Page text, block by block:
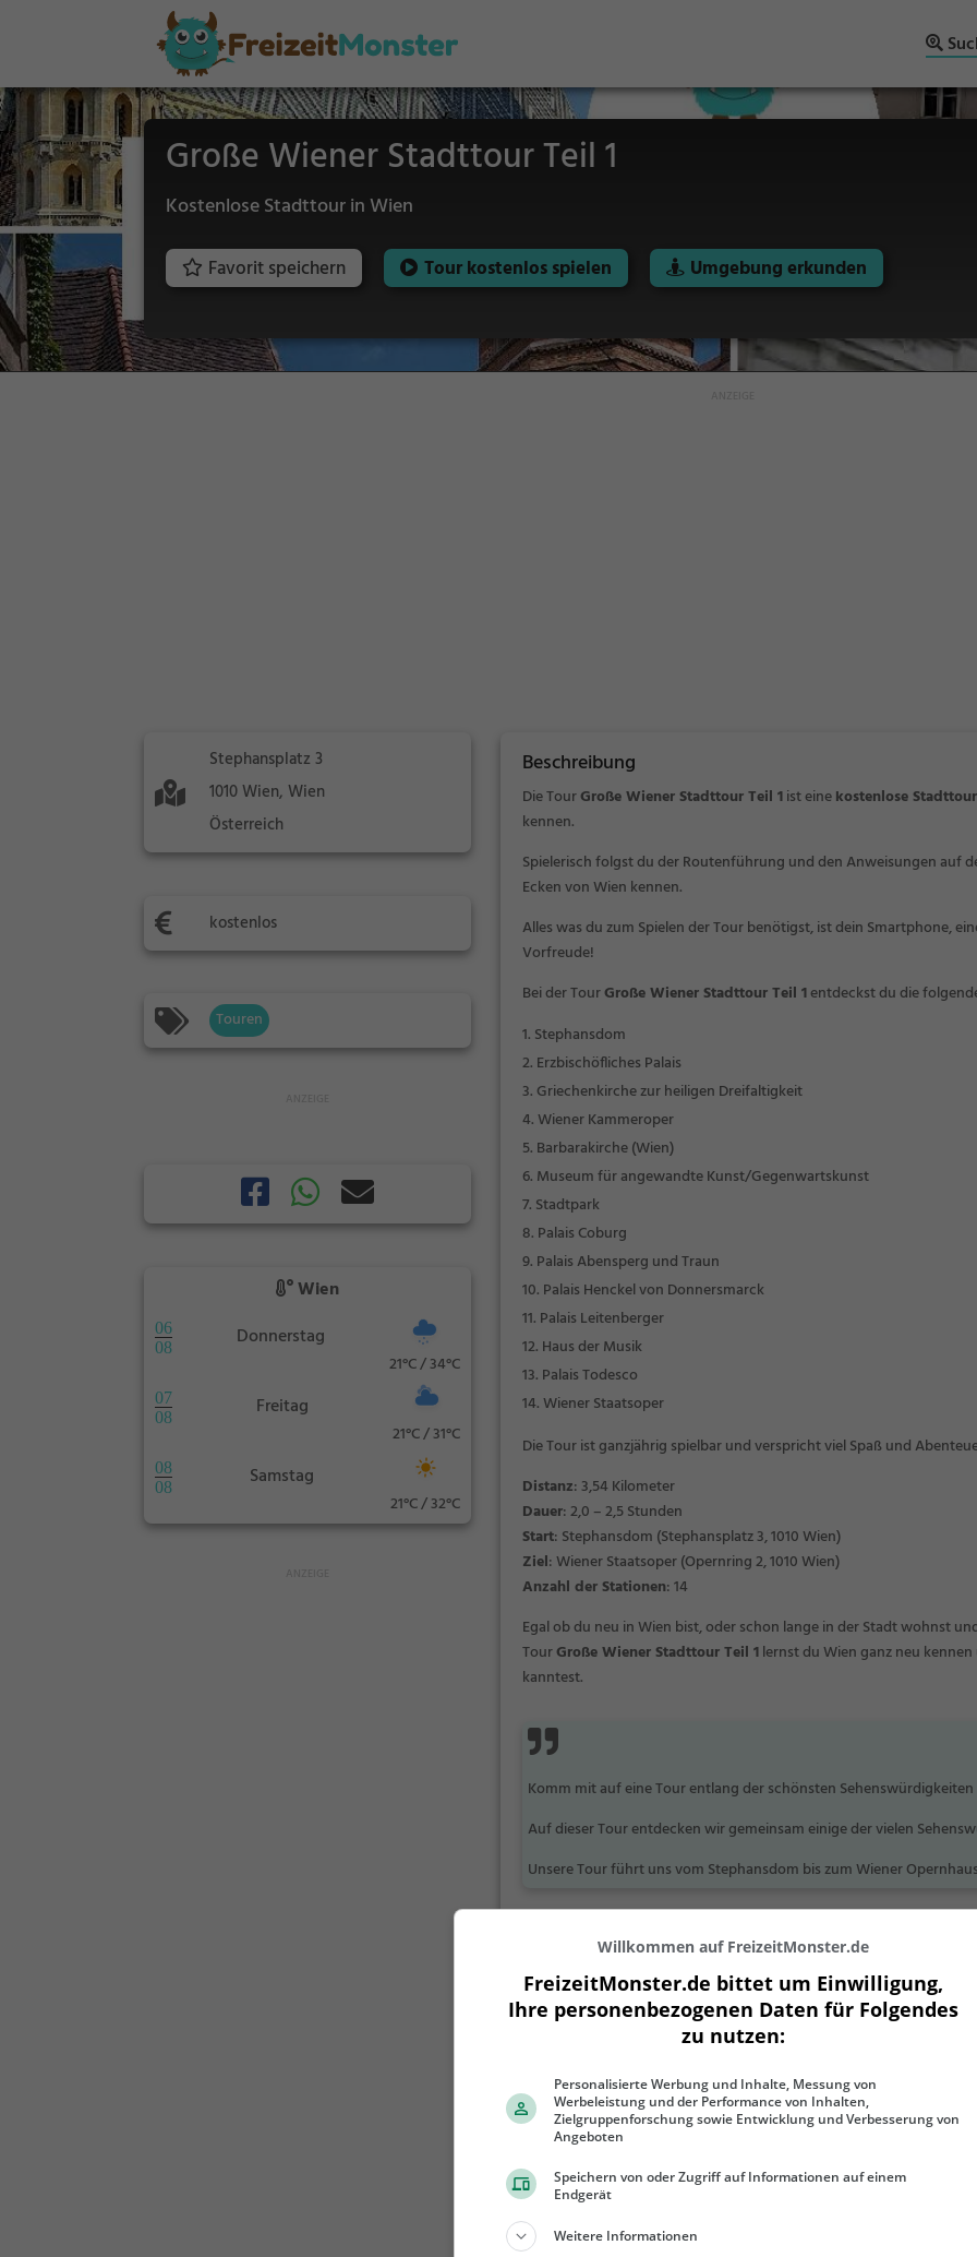
Große Wiener Stadttour Teil 1
Kostenlose Stadttour in Wien
Favorit speichern Tour kostenlos spielen Umgebung erkunden
Stephansplatz 3
1010 Wien, Wien
Österreich
kostenlos
Touren
Wien
06
08
Donnerstag
21°C / 34°C
07
08
Freitag
21°C / 31°C
08
08
Samstag
21°C / 32°C
Beschreibung
Die TourGroße Wiener Stadttour Teil 1ist einekostenlose
kennen.
Spielerisch folgst du der Routenführung und den Anweisungen auf
Ecken von Wien kennen.
Alles was du zum Spielen der Tour benötigst, ist dein Smartphone,
Vorfreude!
Bei der TourGroße Wiener Stadttour Teil 1entdeckst du die
Stephansdom
Erzbischöfliches Palais
Griechenkirche zur heiligen Dreifaltigkeit
Wiener Kammeroper
Barbarakirche (Wien)
Museum für angewandte Kunst/Gegenwartskunst
Stadtpark
Palais Coburg
Palais Abensperg und Traun
Palais Henckel von Donnersmarck
Palais Leitenberger
Haus der Musik
Palais Todesco
Wiener Staatsoper
Die Tour ist ganzjährig spielbar und verspricht viel Spaß und
Distanz: 3,54 Kilometer
Dauer: 2,0 – 2,5 Stunden
Start: Stephansdom (Stephansplatz 3, 1010 Wien)
Ziel: Wiener Staatsoper (Opernring 2, 1010 Wien)
Anzahl der Stationen: 14
Egal ob du neu in Wien bist, oder schon lange in der Stadt wohnst
TourGroße Wiener Stadttour Teil 1lernst du Wien ganz neu
kanntest.
Komm mit auf eine Tour entlang der schönsten
Auf dieser Tour entdecken wir gemeinsam einige der vielen
Unsere Tour führt uns vom Stephansdom bis zum Wiener
Bildnachweise anzeigen
Stadttouren in der Nähesind:
Brunnen der Inneren Stadt #1in Wien(0,0 km entfernt)
Brunnen der Inneren Stadt #2in Wien(0,0 km entfernt)
Wiener Kirchen-Rundtourin Wien(0,0 km entfernt)
Eintrag verbessern oder melden | Als Eigentümer beanspruchen
Willkommen auf FreizeitMonster.de
FreizeitMonster.de bittet um Einwilligung,
Ihre personenbezogenen Daten für Folgendes
zu nutzen:
Personalisierte Werbung und Inhalte, Messung von
Werbeleistung und der Performance von Inhalten,
Zielgruppenforschung sowie Entwicklung und Verbesserung von
Angeboten
Speichern von oder Zugriff auf Informationen auf einem
Endgerät
Weitere Informationen